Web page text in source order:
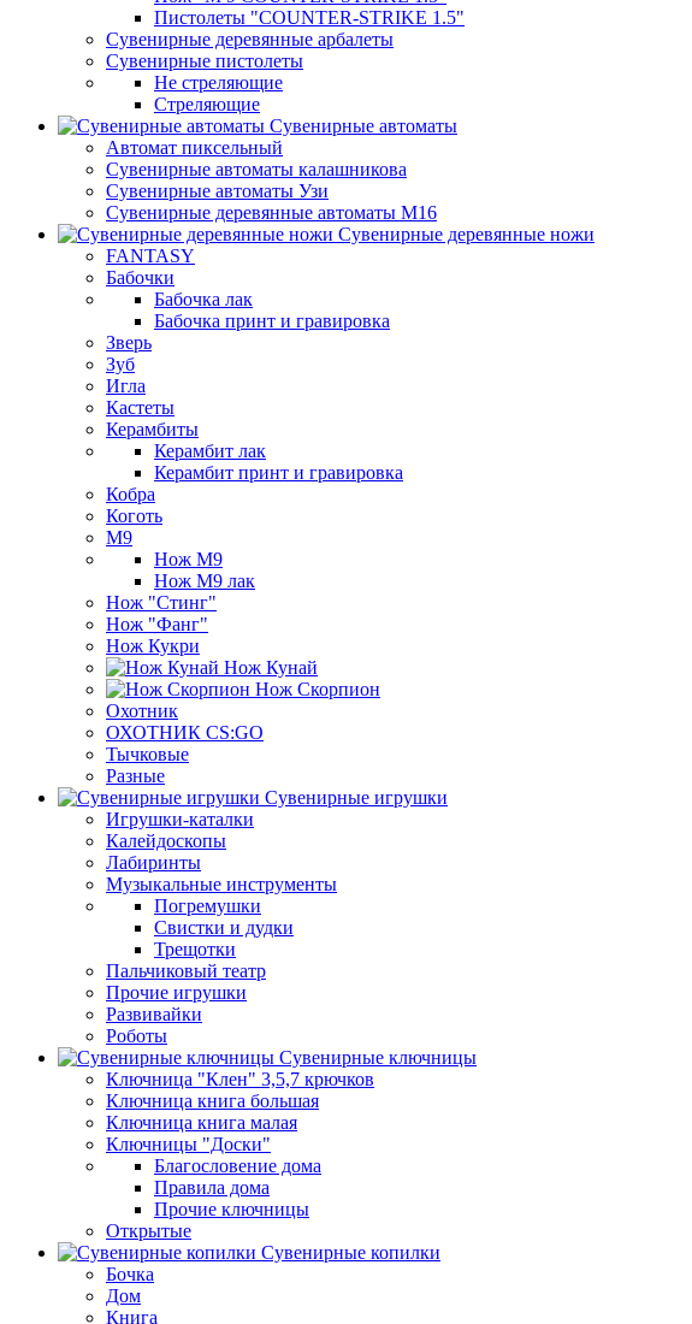
Пистолеты "COUNTER-STRIKE 1.5"
Сувенирные деревянные арбалеты
Сувенирные пистолеты
Не стреляющие
Стреляющие
Сувенирные автоматы
Автомат пиксельный
Сувенирные автоматы калашникова
Сувенирные автоматы Узи
Сувенирные деревянные автоматы М16
Сувенирные деревянные ножи
FANTASY
Бабочки
Бабочка лак
Бабочка принт и гравировка
Зверь
Зуб
Игла
Кастеты
Керамбиты
Керамбит лак
Керамбит принт и гравировка
Кобра
Коготь
М9
Нож М9
Нож М9 лак
Нож "Стинг"
Нож "Фанг"
Нож Кукри
Нож Кунай
Нож Скорпион
Охотник
ОХОТНИК CS:GO
Тычковые
Разные
Сувенирные игрушки
Игрушки-каталки
Калейдоскопы
Лабиринты
Музыкальные инструменты
Погремушки
Свистки и дудки
Трещотки
Пальчиковый театр
Прочие игрушки
Развивайки
Роботы
Сувенирные ключницы
Ключница "Клен" 3,5,7 крючков
Ключница книга большая
Ключница книга малая
Ключницы "Доски"
Благословение дома
Правила дома
Прочие ключницы
Открытые
Сувенирные копилки
Бочка
Дом
Книга